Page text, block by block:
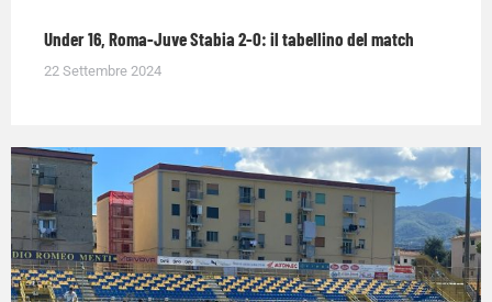
Under 16, Roma-Juve Stabia 2-0: il tabellino del match
22 Settembre 2024